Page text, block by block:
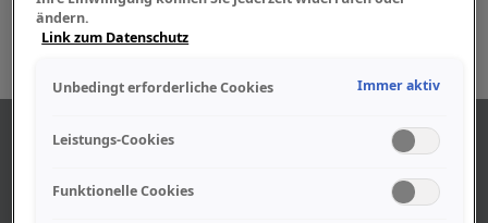
ändern.
Link zum Datenschutz
Unbedingt erforderliche Cookies Immer aktiv
Leistungs-Cookies
Funktionelle Cookies